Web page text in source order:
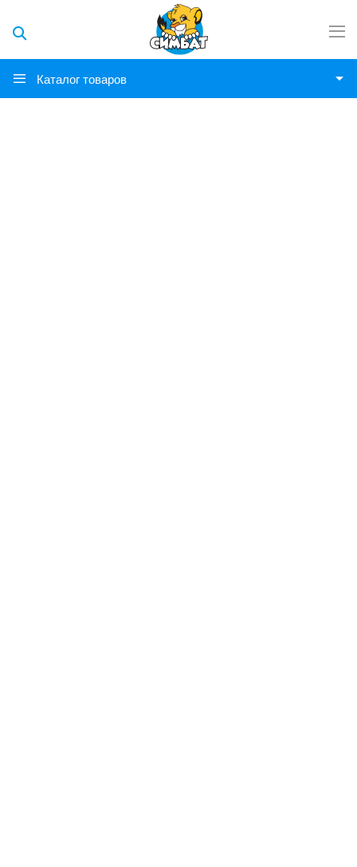
Каталог товаров